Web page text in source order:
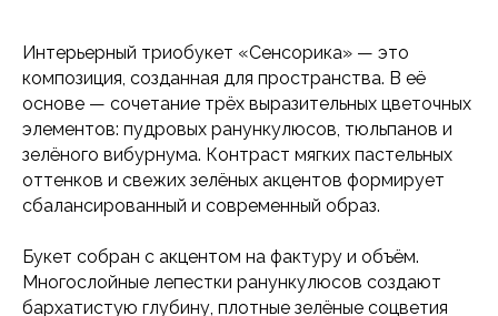
Интерьерный триобукет «Сенсорика» — это
композиция, созданная для пространства. В её
основе — сочетание трёх выразительных цветочных
элементов: пудровых ранункулюсов, тюльпанов и
зелёного вибурнума. Контраст мягких пастельных
оттенков и свежих зелёных акцентов формирует
сбалансированный и современный образ.
Букет собран с акцентом на фактуру и объём.
Многослойные лепестки ранункулюсов создают
бархатистую глубину, плотные зелёные соцветия